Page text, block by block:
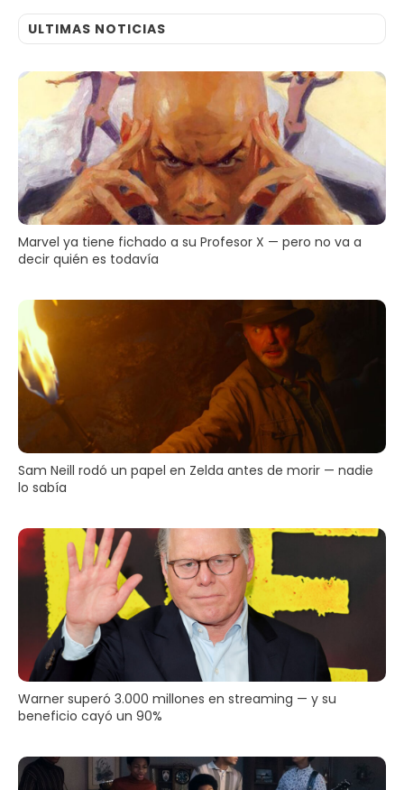
ULTIMAS NOTICIAS
Marvel ya tiene fichado a su Profesor X — pero no va a
decir quién es todavía
Sam Neill rodó un papel en Zelda antes de morir — nadie
lo sabía
Warner superó 3.000 millones en streaming — y su
beneficio cayó un 90%